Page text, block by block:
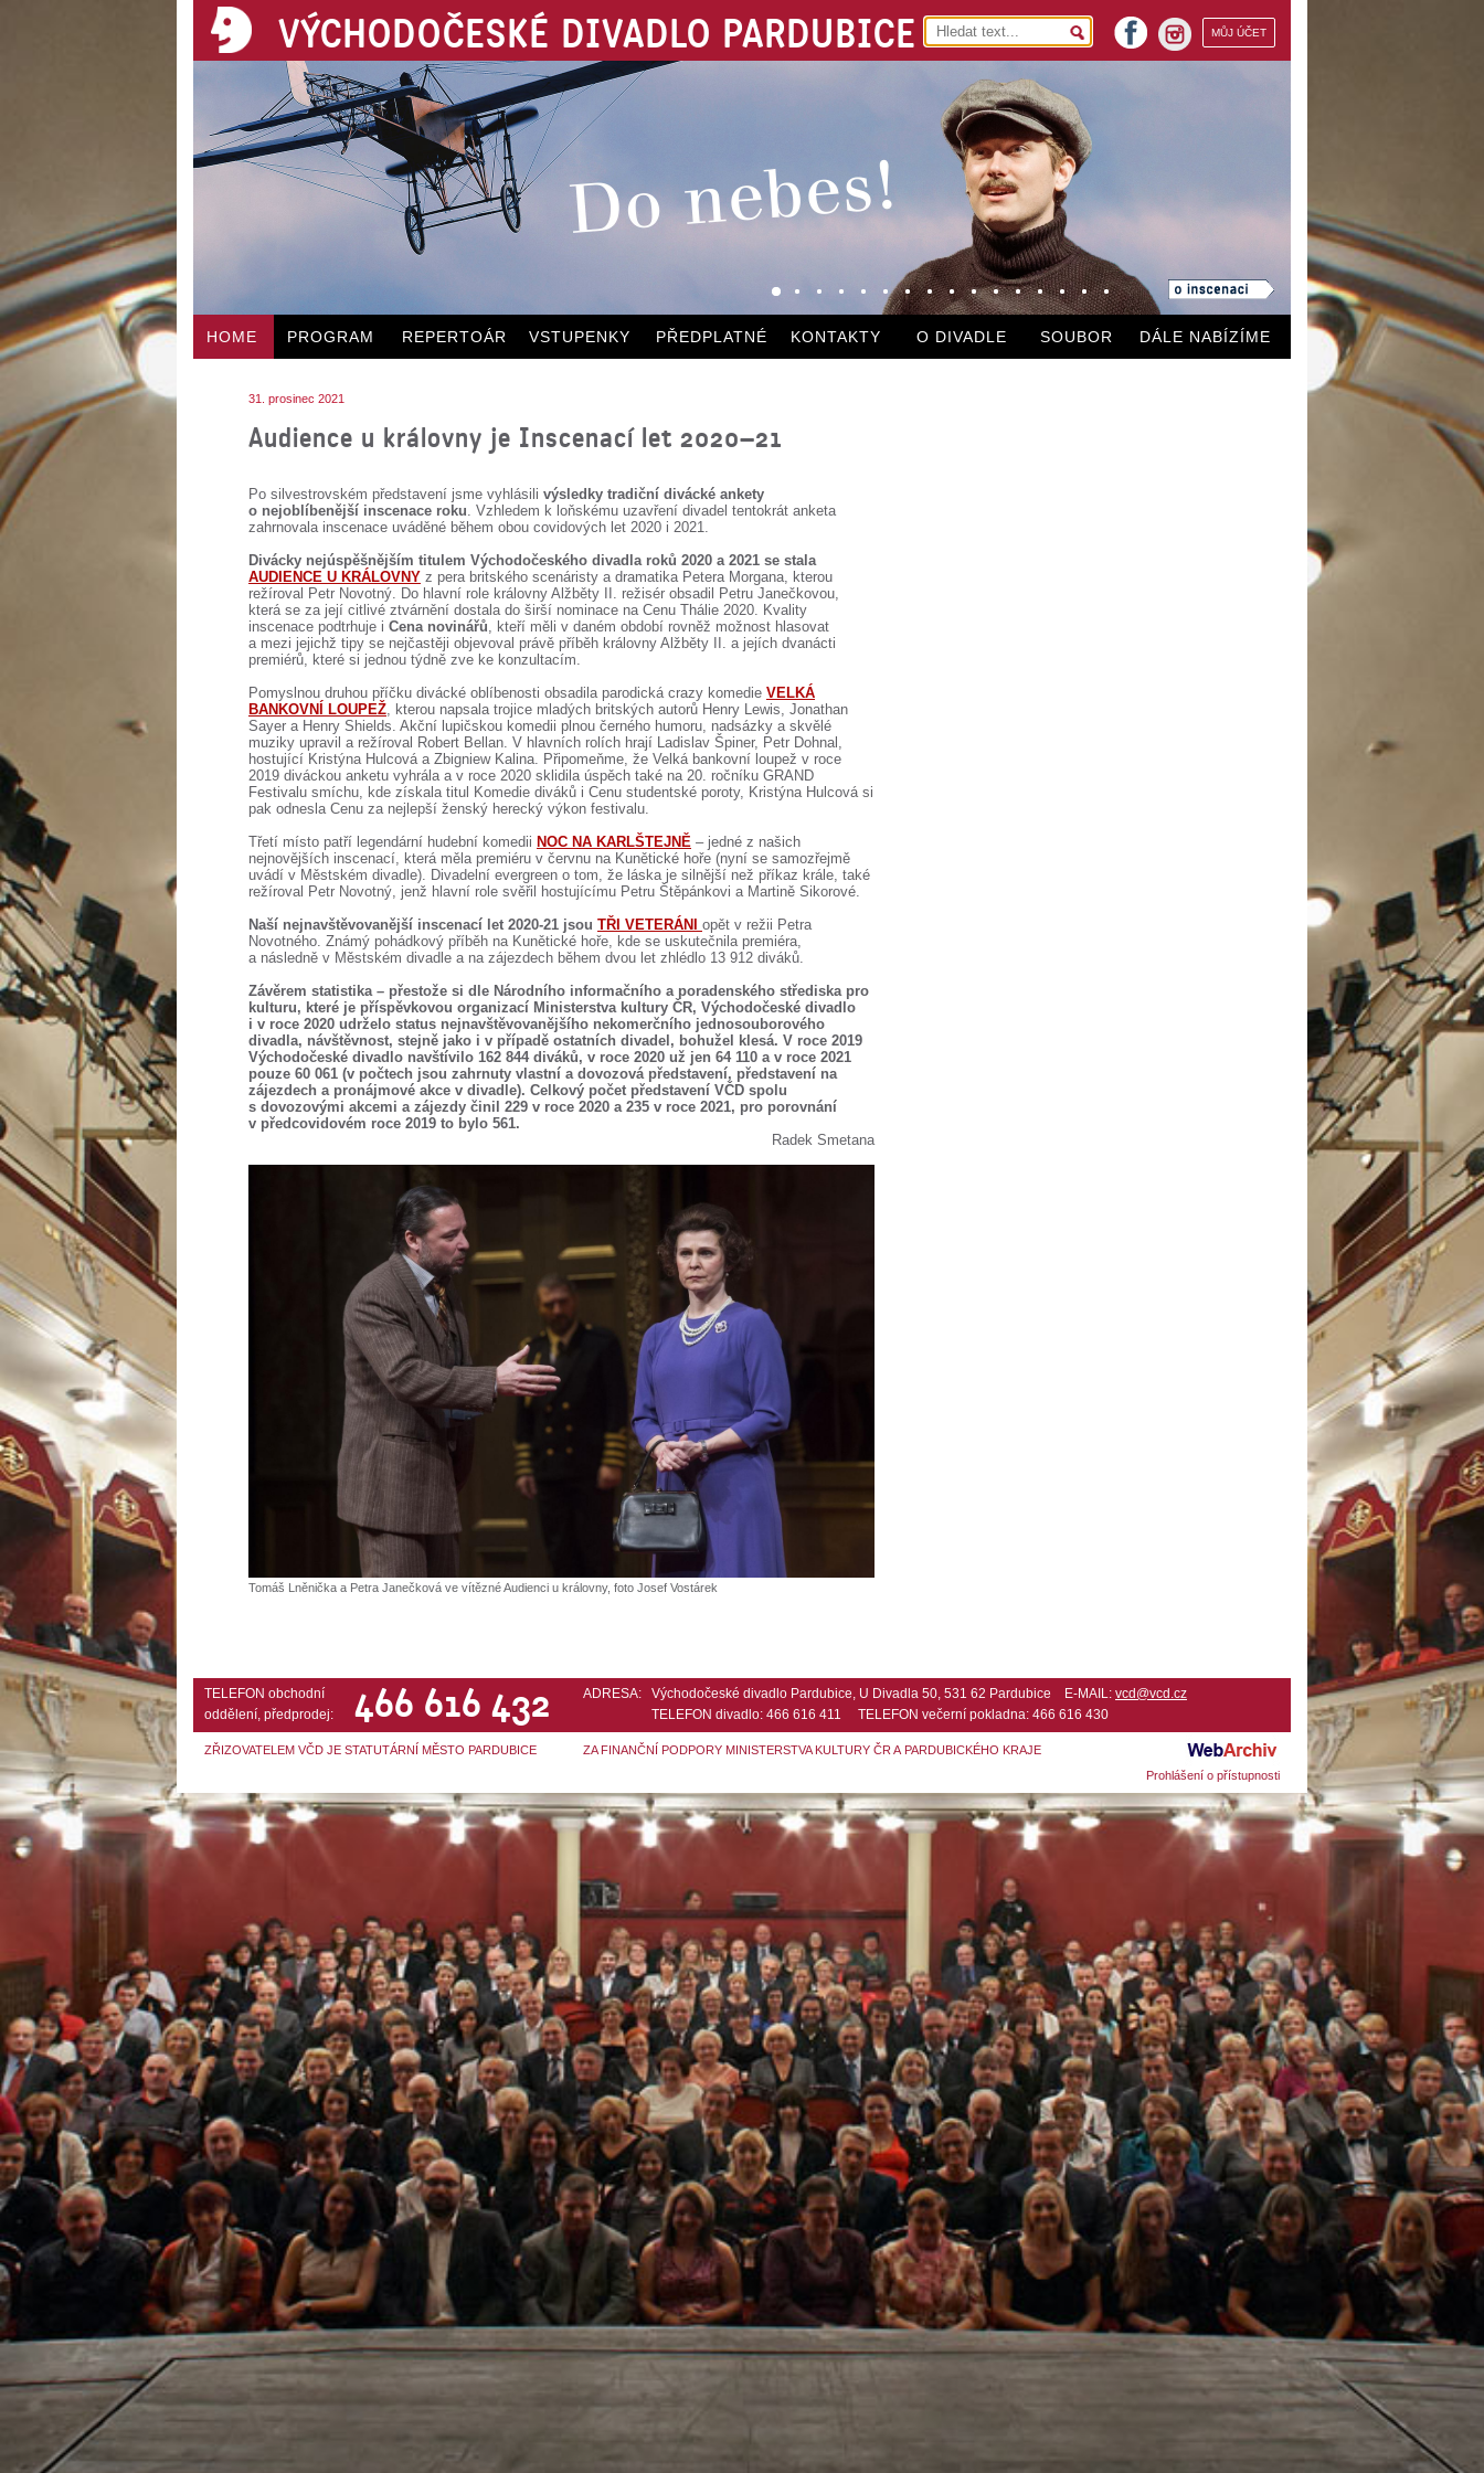
VÝCHODOČESKÉ DIVADLO PARDUBICE MŮJ ÚČET
instagram
facebook
HOME PROGRAM REPERTOÁR VSTUPENKY PŘEDPLATNÉ KONTAKTY O DIVADLE SOUBOR DÁLE NABÍZÍME
31. prosinec 2021
Audience u královny je Inscenací let 2020–21
Po silvestrovském představení jsme vyhlásili výsledky tradiční divácké ankety
o nejoblíbenější inscenace roku. Vzhledem k loňskému uzavření divadel tentokrát anketa
zahrnovala inscenace uváděné během obou covidových let 2020 i 2021.
Divácky nejúspěšnějším titulem Východočeského divadla roků 2020 a 2021 se stala
AUDIENCE U KRÁLOVNY z pera britského scenáristy a dramatika Petera Morgana, kterou
režíroval Petr Novotný. Do hlavní role královny Alžběty II. režisér obsadil Petru Janečkovou,
která se za její citlivé ztvárnění dostala do širší nominace na Cenu Thálie 2020. Kvality
inscenace podtrhuje i Cena novinářů, kteří měli v daném období rovněž možnost hlasovat
a mezi jejichž tipy se nejčastěji objevoval právě příběh královny Alžběty II. a jejích dvanácti
premiérů, které si jednou týdně zve ke konzultacím.
Pomyslnou druhou příčku divácké oblíbenosti obsadila parodická crazy komedie VELKÁ
BANKOVNÍ LOUPEŽ, kterou napsala trojice mladých britských autorů Henry Lewis, Jonathan
Sayer a Henry Shields. Akční lupičskou komedii plnou černého humoru, nadsázky a skvělé
muziky upravil a režíroval Robert Bellan. V hlavních rolích hrají Ladislav Špiner, Petr Dohnal,
hostující Kristýna Hulcová a Zbigniew Kalina. Připomeňme, že Velká bankovní loupež v roce
2019 diváckou anketu vyhrála a v roce 2020 sklidila úspěch také na 20. ročníku GRAND
Festivalu smíchu, kde získala titul Komedie diváků i Cenu studentské poroty, Kristýna Hulcová si
pak odnesla Cenu za nejlepší ženský herecký výkon festivalu.
Třetí místo patří legendární hudební komedii NOC NA KARLŠTEJNĚ – jedné z našich
nejnovějších inscenací, která měla premiéru v červnu na Kunětické hoře (nyní se samozřejmě
uvádí v Městském divadle). Divadelní evergreen o tom, že láska je silnější než příkaz krále, také
režíroval Petr Novotný, jenž hlavní role svěřil hostujícímu Petru Štěpánkovi a Martině Sikorové.
Naší nejnavštěvovanější inscenací let 2020-21 jsou TŘI VETERÁNI opět v režii Petra
Novotného. Známý pohádkový příběh na Kunětické hoře, kde se uskutečnila premiéra,
a následně v Městském divadle a na zájezdech během dvou let zhlédlo 13 912 diváků.
Závěrem statistika – přestože si dle Národního informačního a poradenského střediska pro
kulturu, které je příspěvkovou organizací Ministerstva kultury ČR, Východočeské divadlo
i v roce 2020 udrželo status nejnavštěvovanějšího nekomerčního jednosouborového
divadla, návštěvnost, stejně jako i v případě ostatních divadel, bohužel klesá. V roce 2019
Východočeské divadlo navštívilo 162 844 diváků, v roce 2020 už jen 64 110 a v roce 2021
pouze 60 061 (v počtech jsou zahrnuty vlastní a dovozová představení, představení na
zájezdech a pronájmové akce v divadle). Celkový počet představení VČD spolu
s dovozovými akcemi a zájezdy činil 229 v roce 2020 a 235 v roce 2021, pro porovnání
v předcovidovém roce 2019 to bylo 561.
Radek Smetana
Tomáš Lněnička a Petra Janečková ve vítězné Audienci u královny, foto Josef Vostárek
TELEFON obchodní
oddělení, předprodej:
466 616 432 ADRESA: Východočeské divadlo Pardubice, U Divadla 50, 531 62 Pardubice E-MAIL: vcd@vcd.cz
TELEFON divadlo: 466 616 411 TELEFON večerní pokladna: 466 616 430
ZŘIZOVATELEM VČD JE STATUTÁRNÍ MĚSTO PARDUBICE
ZA FINANČNÍ PODPORY MINISTERSTVA KULTURY ČR A PARDUBICKÉHO KRAJE
Prohlášení o přístupnosti